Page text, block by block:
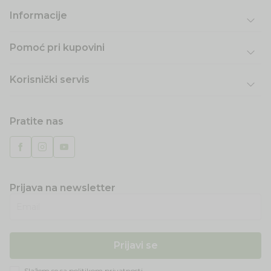
Informacije
Pomoć pri kupovini
Korisnički servis
Pratite nas
Prijava na newsletter
Prijavi se